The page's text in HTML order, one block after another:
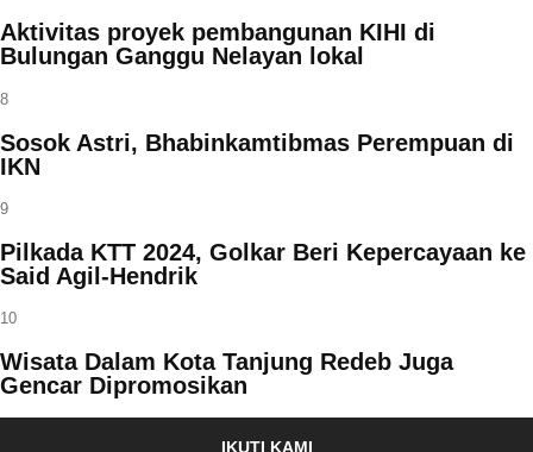
Aktivitas proyek pembangunan KIHI di
Bulungan Ganggu Nelayan lokal
8
Sosok Astri, Bhabinkamtibmas Perempuan di
IKN
9
Pilkada KTT 2024, Golkar Beri Kepercayaan ke
Said Agil-Hendrik
10
Wisata Dalam Kota Tanjung Redeb Juga
Gencar Dipromosikan
IKUTI KAMI